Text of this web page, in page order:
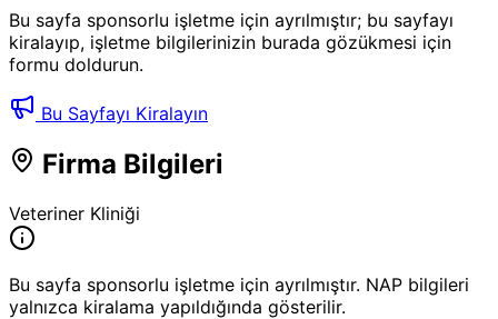
Bu sayfa sponsorlu işletme için ayrılmıştır; bu sayfayı
kiralayıp, işletme bilgilerinizin burada gözükmesi için
formu doldurun.
Bu Sayfayı Kiralayın
Firma Bilgileri
Veteriner Kliniği
Bu sayfa sponsorlu işletme için ayrılmıştır. NAP bilgileri
yalnızca kiralama yapıldığında gösterilir.